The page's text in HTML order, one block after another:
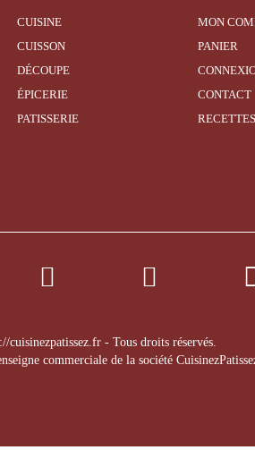
CUISINE
CUISSON
DÉCOUPE
ÉPICERIE
PATISSERIE
MON
PANIER
CONTACT
RECETTES
- Tous droits réservés.
commerciale de la société